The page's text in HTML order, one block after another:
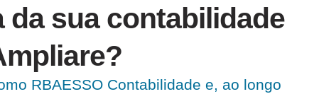
da sua contabilidade
RBAESSO Contabilidade e, ao longo